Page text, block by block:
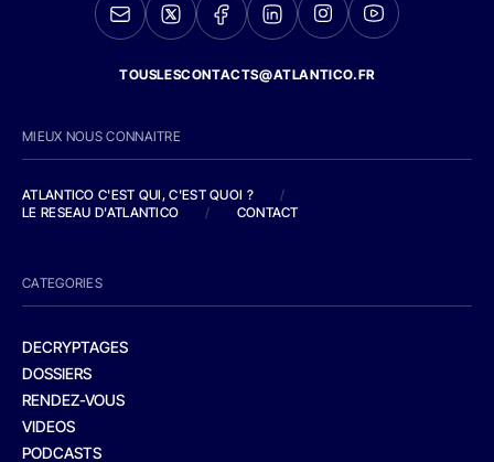
TOUSLESCONTACTS@ATLANTICO.FR
MIEUX NOUS CONNAITRE
ATLANTICO C'EST QUI, C'EST QUOI ?
/
LE RESEAU D'ATLANTICO
/ CONTACT
CATEGORIES
DECRYPTAGES
DOSSIERS
RENDEZ-VOUS
VIDEOS
PODCASTS